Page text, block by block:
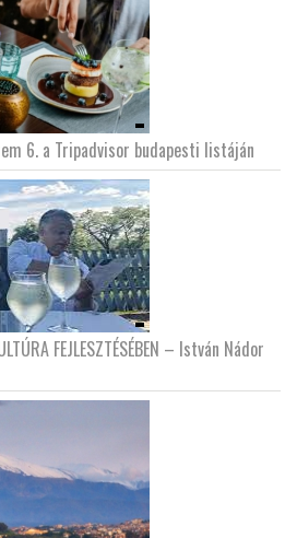
6. a Tripadvisor budapesti listáján
FEJLESZTÉSÉBEN – István Nádor